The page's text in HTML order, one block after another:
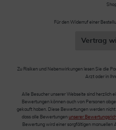
Für den Widerruf einer
Vertrag
Zu Risiken und Nebenwirkungen lesen Sie die
Arzt oder in
Alle Besucher unserer Webseite sind herzlich
Bewertungen können auch von Personen
gekauft haben. Diese Bewertungen werden
dass alle Bewertungen unserer
Bewertung wird einer sorgfältigen